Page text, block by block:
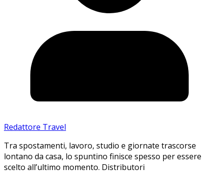
Redattore Travel
Tra spostamenti, lavoro, studio e giornate trascorse
lontano da casa, lo spuntino finisce spesso per essere
scelto all’ultimo momento. Distributori